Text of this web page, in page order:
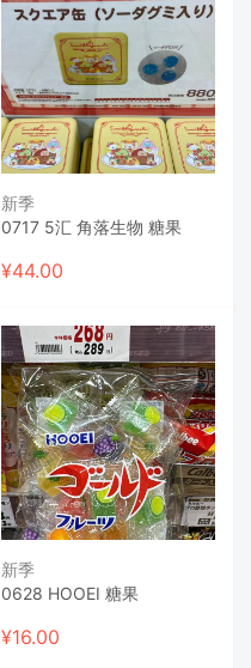
新季
0717 5汇 角落生物 糖果
¥44.00
新季
0628 HOOEI 糖果
¥16.00